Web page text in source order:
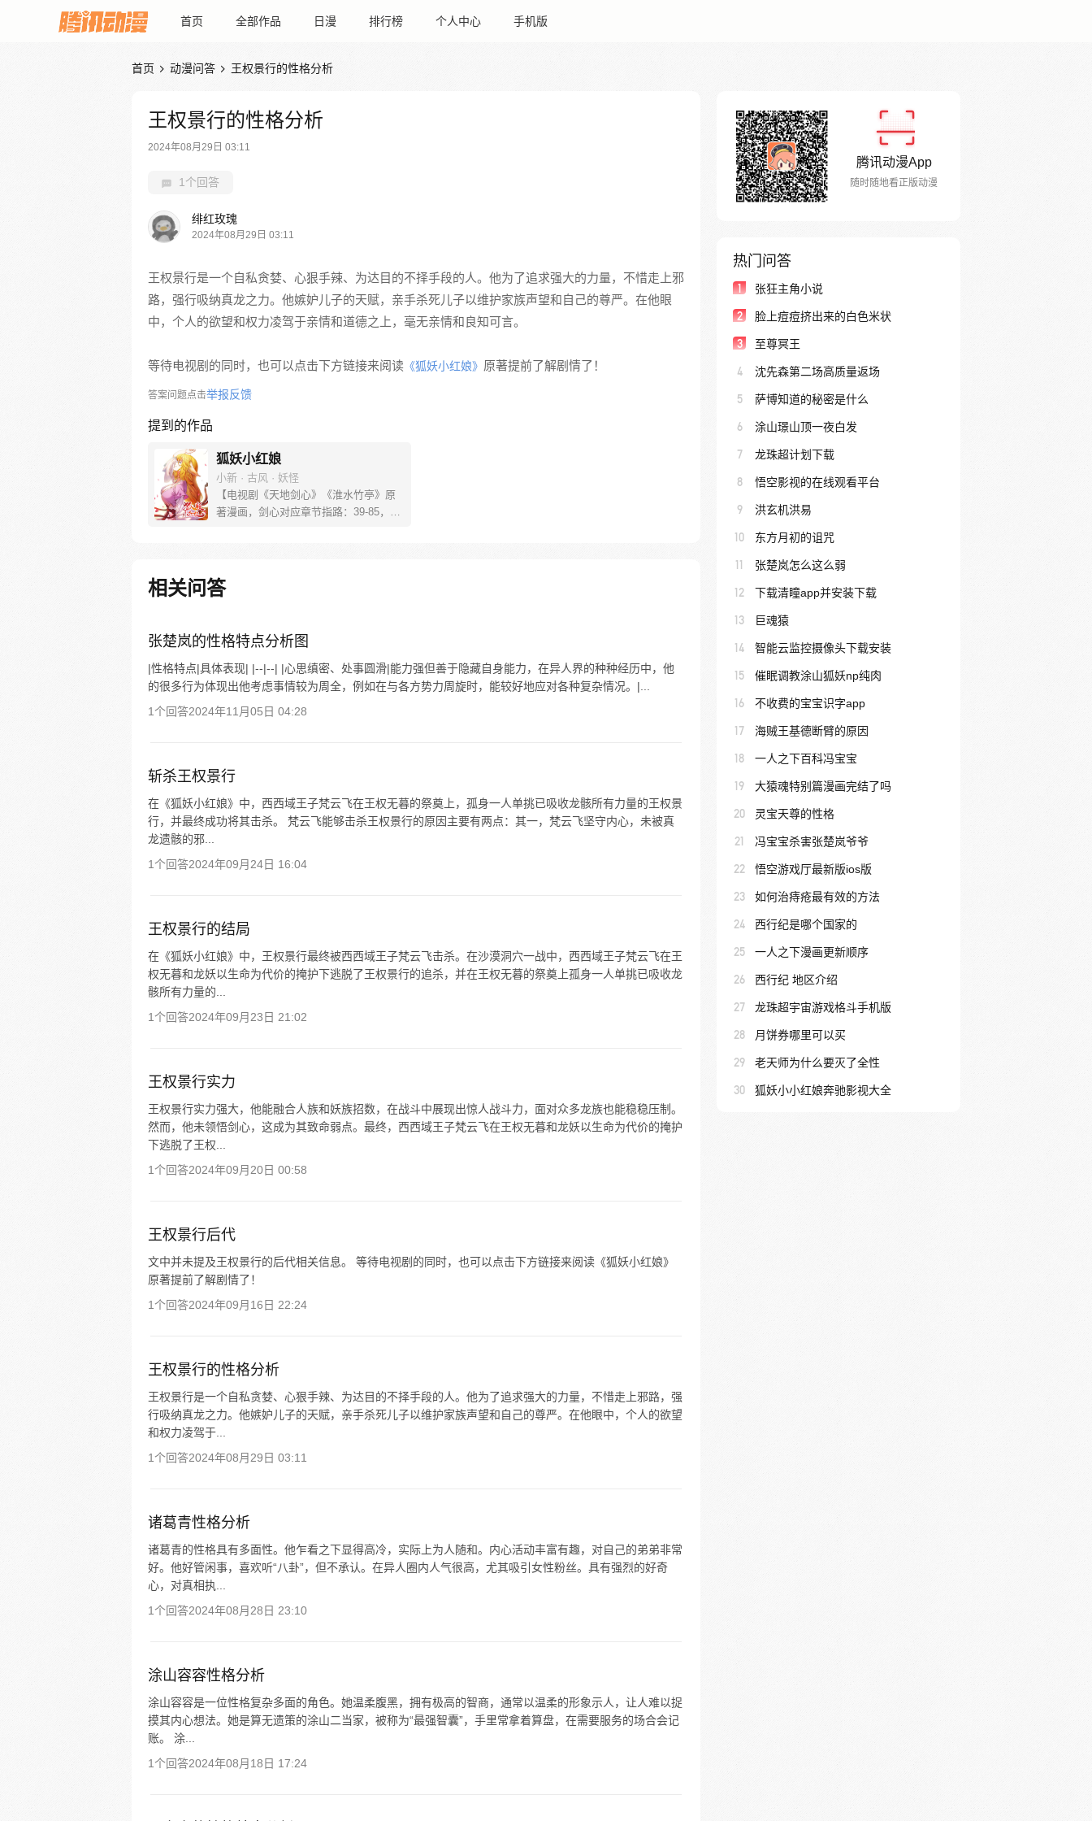
首页 全部作品 日漫 排行榜 个人中心 手机版
首页  动漫问答  王权景行的性格分析
王权景行的性格分析
2024年08月29日 03:11
1个回答
绯红玫瑰
2024年08月29日 03:11
王权景行是一个自私贪婪、心狠手辣、为达目的不择手段的人。他为了追求强大的力量，不惜走上邪
路，强行吸纳真龙之力。他嫉妒儿子的天赋，亲手杀死儿子以维护家族声望和自己的尊严。在他眼
中，个人的欲望和权力凌驾于亲情和道德之上，毫无亲情和良知可言。
等待电视剧的同时，也可以点击下方链接来阅读 《狐妖小红娘》 原著提前了解剧情了！
答案问题点击举报反馈
提到的作品
狐妖小红娘
小新 · 古风 · 妖怪
【电视剧《天地剑心》《淮水竹亭》原
著漫画，剑心对应章节指路：39-85，淮
新。）
相关问答
张楚岚的性格特点分析图
|性格特点|具体表现| |--|--| |心思缜密、处事圆滑|能力强但善于隐藏自身能力，在异人界的种种经历中，他
的很多行为体现出他考虑事情较为周全，例如在与各方势力周旋时，能较好地应对各种复杂情况。|...
1个回答2024年11月05日 04:28
斩杀王权景行
在《狐妖小红娘》中，西西域王子梵云飞在王权无暮的祭奠上，孤身一人单挑已吸收龙骸所有力量的王权景
行，并最终成功将其击杀。 梵云飞能够击杀王权景行的原因主要有两点：其一，梵云飞坚守内心，未被真
龙遗骸的邪...
1个回答2024年09月24日 16:04
王权景行的结局
在《狐妖小红娘》中，王权景行最终被西西域王子梵云飞击杀。在沙漠洞穴一战中，西西域王子梵云飞在王
权无暮和龙妖以生命为代价的掩护下逃脱了王权景行的追杀，并在王权无暮的祭奠上孤身一人单挑已吸收龙
骸所有力量的...
1个回答2024年09月23日 21:02
王权景行实力
王权景行实力强大，他能融合人族和妖族招数，在战斗中展现出惊人战斗力，面对众多龙族也能稳稳压制。
然而，他未领悟剑心，这成为其致命弱点。最终，西西域王子梵云飞在王权无暮和龙妖以生命为代价的掩护
下逃脱了王权...
1个回答2024年09月20日 00:58
王权景行后代
文中并未提及王权景行的后代相关信息。 等待电视剧的同时，也可以点击下方链接来阅读《狐妖小红娘》
原著提前了解剧情了！
1个回答2024年09月16日 22:24
王权景行的性格分析
王权景行是一个自私贪婪、心狠手辣、为达目的不择手段的人。他为了追求强大的力量，不惜走上邪路，强
行吸纳真龙之力。他嫉妒儿子的天赋，亲手杀死儿子以维护家族声望和自己的尊严。在他眼中，个人的欲望
和权力凌驾于...
1个回答2024年08月29日 03:11
诸葛青性格分析
诸葛青的性格具有多面性。他乍看之下显得高冷，实际上为人随和。内心活动丰富有趣，对自己的弟弟非常
好。他好管闲事，喜欢听“八卦”，但不承认。在异人圈内人气很高，尤其吸引女性粉丝。具有强烈的好奇
心，对真相执...
1个回答2024年08月28日 23:10
涂山容容性格分析
涂山容容是一位性格复杂多面的角色。她温柔腹黑，拥有极高的智商，通常以温柔的形象示人，让人难以捉
摸其内心想法。她是算无遗策的涂山二当家，被称为“最强智囊”，手里常拿着算盘，在需要服务的场合会记
账。 涂...
1个回答2024年08月18日 17:24
腾讯动漫App
随时随地看正版动漫
热门问答
1 张狂主角小说
2 脸上痘痘挤出来的白色米状
3 至尊冥王
4 沈先森第二场高质量返场
5 萨博知道的秘密是什么
6 涂山璟山顶一夜白发
7 龙珠超计划下载
8 悟空影视的在线观看平台
9 洪玄机洪易
10 东方月初的诅咒
11 张楚岚怎么这么弱
12 下载清瞳app并安装下载
13 巨魂猿
14 智能云监控摄像头下载安装
15 催眠调教涂山狐妖np纯肉
16 不收费的宝宝识字app
17 海贼王基德断臂的原因
18 一人之下百科冯宝宝
19 大猿魂特别篇漫画完结了吗
20 灵宝天尊的性格
21 冯宝宝杀害张楚岚爷爷
22 悟空游戏厅最新版ios版
23 如何治痔疮最有效的方法
24 西行纪是哪个国家的
25 一人之下漫画更新顺序
26 西行纪 地区介绍
27 龙珠超宇宙游戏格斗手机版
28 月饼券哪里可以买
29 老天师为什么要灭了全性
30 狐妖小小红娘奔驰影视大全